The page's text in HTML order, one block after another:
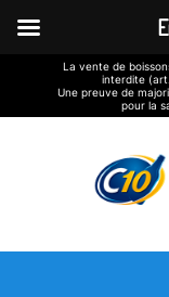
La vente de
interdite
Une preuve de
pour la